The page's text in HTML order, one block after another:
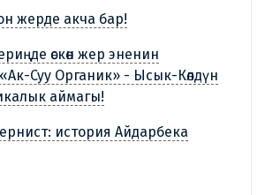
жерде акча бар!
өскөн жер эненин
Суу Органик» - Ысык-Көлдүн
аймагы!
история Айдарбека